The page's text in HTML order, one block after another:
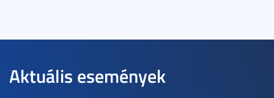
Aktuális események